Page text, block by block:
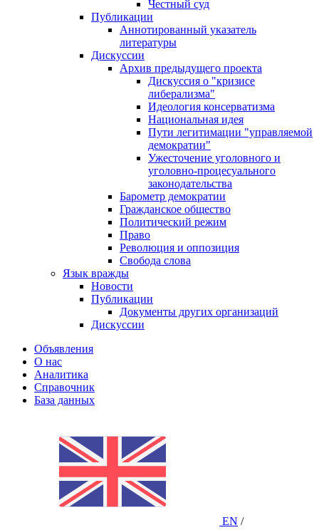
Честный суд
Публикации
Аннотированный указатель
литературы
Дискуссии
Архив предыдущего проекта
Дискуссия о "кризисе
либерализма"
Идеология консерватизма
Национальная идея
Пути легитимации "управляемой
демократии"
Ужесточение уголовного и
уголовно-процесуального
законодательства
Барометр демократии
Гражданское общество
Политический режим
Право
Революция и оппозиция
Свобода слова
Язык вражды
Новости
Публикации
Документы других организаций
Дискуссии
Объявления
О нас
Аналитика
Справочник
База данных
EN /